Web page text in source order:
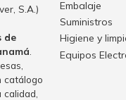
S.A.)
de
catálogo
Embalaje
Suministros
Higiene y
Equipos